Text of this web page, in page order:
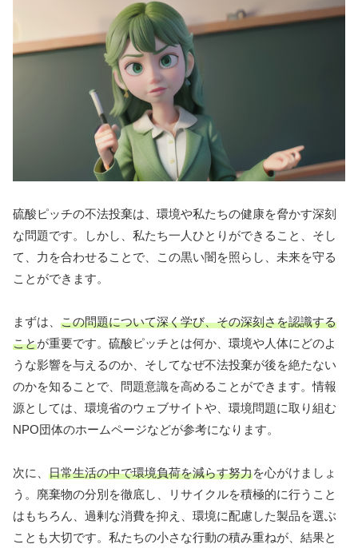
硫酸ピッチの不法投棄は、環境や私たちの健康を脅かす深刻
な問題です。しかし、私たち一人ひとりができること、そし
て、力を合わせることで、この黒い闇を照らし、未来を守る
ことができます。
まずは、 この問題について深く学び、その深刻さを認識する
ことが重要です。硫酸ピッチとは何か、環境や人体にどのよ
うな影響を与えるのか、そしてなぜ不法投棄が後を絶たない
のかを知ることで、問題意識を高めることができます。情報
源としては、環境省のウェブサイトや、環境問題に取り組む
NPO団体のホームページなどが参考になります。
次に、 日常生活の中で環境負荷を減らす努力を心がけましょ
う。廃棄物の分別を徹底し、リサイクルを積極的に行うこと
はもちろん、過剰な消費を抑え、環境に配慮した製品を選ぶ
ことも大切です。私たちの小さな行動の積み重ねが、結果と